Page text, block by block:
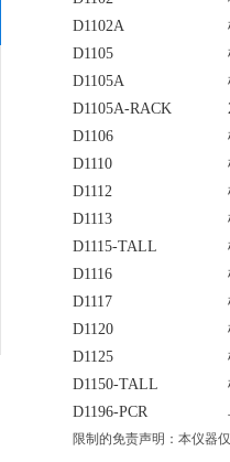
D1102A
D1105
D1105A
D1105A-RACK
D1106
D1110
D1112
D1113
D1115-TALL
D1116
D1117
D1120
D1125
D1150-TALL
D1196-PCR
限制的免责声明：本仪器